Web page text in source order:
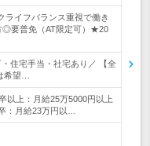
ライフバランス重視で働き
◎要普免（AT限定可）★20
住宅手当・社宅あり／ 【全
希望…
以上：月給25万5000円以上
：月給23万円以…